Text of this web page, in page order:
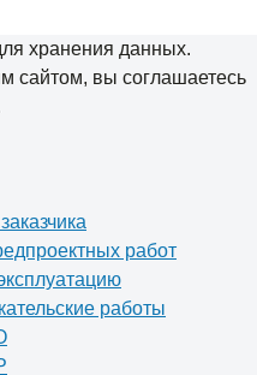
хранения данных.
сайтом, вы соглашаетесь
работ
работы